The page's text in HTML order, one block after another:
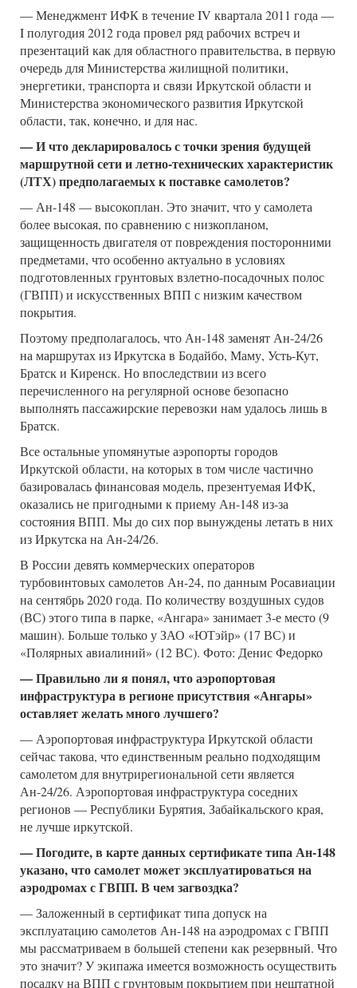
— Менеджмент ИФК в течение IV квартала 2011 года —
I полугодия 2012 года провел ряд рабочих встреч и
презентаций как для областного правительства, в первую
очередь для Министерства жилищной политики,
энергетики, транспорта и связи Иркутской области и
Министерства экономического развития Иркутской
области, так, конечно, и для нас.
— И что декларировалось с точки зрения будущей
маршрутной сети и летно-технических характеристик
(ЛТХ) предполагаемых к поставке самолетов?
— Ан-148 — высокоплан. Это значит, что у самолета
более высокая, по сравнению с низкопланом,
защищенность двигателя от повреждения посторонними
предметами, что особенно актуально в условиях
подготовленных грунтовых взлетно-посадочных полос
(ГВПП) и искусственных ВПП с низким качеством
покрытия.
Поэтому предполагалось, что Ан-148 заменят Ан-24/26
на маршрутах из Иркутска в Бодайбо, Маму, Усть-Кут,
Братск и Киренск. Но впоследствии из всего
перечисленного на регулярной основе безопасно
выполнять пассажирские перевозки нам удалось лишь в
Братск.
Все остальные упомянутые аэропорты городов
Иркутской области, на которых в том числе частично
базировалась финансовая модель, презентуемая ИФК,
оказались не пригодными к приему Ан-148 из-за
состояния ВПП. Мы до сих пор вынуждены летать в них
из Иркутска на Ан-24/26.
В России девять коммерческих операторов
турбовинтовых самолетов Ан-24, по данным Росавиации
на сентябрь 2020 года. По количеству воздушных судов
(ВС) этого типа в парке, «Ангара» занимает 3-е место (9
машин). Больше только у ЗАО «ЮТэйр» (17 ВС) и
«Полярных авиалиний» (12 ВС). Фото: Денис Федорко
— Правильно ли я понял, что аэропортовая
инфраструктура в регионе присутствия «Ангары»
оставляет желать много лучшего?
— Аэропортовая инфраструктура Иркутской области
сейчас такова, что единственным реально подходящим
самолетом для внутрирегиональной сети является
Ан-24/26. Аэропортовая инфраструктура соседних
регионов — Республики Бурятия, Забайкальского края,
не лучше иркутской.
— Погодите, в карте данных сертификате типа Ан-148
указано, что самолет может эксплуатироваться на
аэродромах с ГВПП. В чем загвоздка?
— Заложенный в сертификат типа допуск на
эксплуатацию самолетов Ан-148 на аэродромах с ГВПП
мы рассматриваем в большей степени как резервный. Что
это значит? У экипажа имеется возможность осуществить
посадку на ВПП с грунтовым покрытием при нештатной